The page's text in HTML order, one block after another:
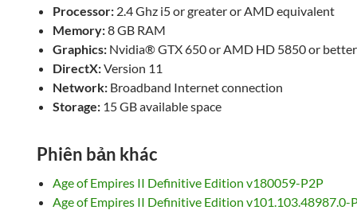
Processor: 2.4 Ghz i5 or greater or AMD equivalent
Memory:8 GB RAM
Graphics: Nvidia® GTX 650 or AMD HD 5850 or better
DirectX:Version 11
Network: Broadband Internet connection
Storage: 15 GB available space
Phiên bản khác
Age of Empires II Definitive Edition v180059-P2P
Age of Empires II Definitive Edition v101.103.48987.0-